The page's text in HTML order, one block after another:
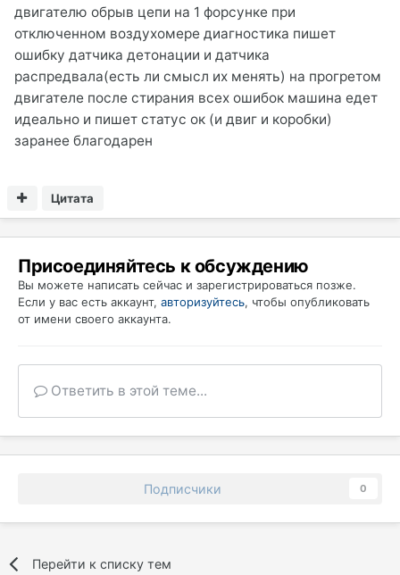
двигателю обрыв цепи на 1 форсунке при
отключенном воздухомере диагностика пишет
ошибку датчика детонации и датчика
распредвала(есть ли смысл их менять) на прогретом
двигателе после стирания всех ошибок машина едет
идеально и пишет статус ок (и двиг и коробки)
заранее благодарен
Цитата
Присоединяйтесь к обсуждению
Вы можете написать сейчас и зарегистрироваться позже.
Если у вас есть аккаунт, авторизуйтесь, чтобы опубликовать
от имени своего аккаунта.
Ответить в этой теме...
Подписчики 0
Перейти к списку тем